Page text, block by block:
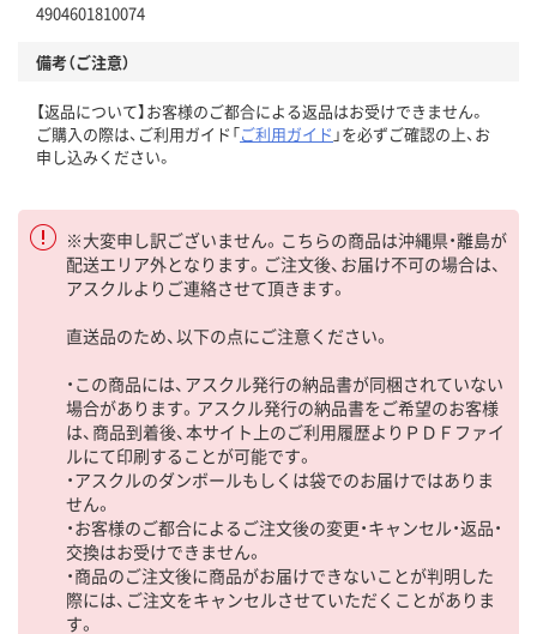
4904601810074
備考（ご注意）
【返品について】お客様のご都合による返品はお受けできません。
ご購入の際は、ご利用ガイド「ご利用ガイド 」を必ずご確認の上、お
申し込みください。
※大変申し訳ございません。こちらの商品は沖縄県・離島が
配送エリア外となります。ご注文後、お届け不可の場合は、
アスクルよりご連絡させて頂きます。
直送品のため、以下の点にご注意ください。
・この商品には、アスクル発行の納品書が同梱されていない
場合があります。アスクル発行の納品書をご希望のお客様
は、商品到着後、本サイト上のご利用履歴よりＰＤＦファイ
ルにて印刷することが可能です。
・アスクルのダンボールもしくは袋でのお届けではありま
せん。
・お客様のご都合によるご注文後の変更・キャンセル・返品・
交換はお受けできません。
・商品のご注文後に商品がお届けできないことが判明した
際には、ご注文をキャンセルさせていただくことがありま
す。